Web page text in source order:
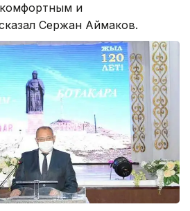
и
Сержан Аймаков.